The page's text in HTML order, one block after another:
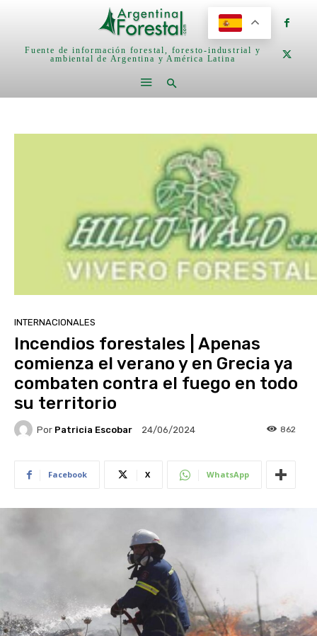
Fuente de información forestal, foresto-industrial y
ambiental de Argentina y América Latina
INTERNACIONALES
Incendios forestales | Apenas
comienza el verano y en Grecia ya
combaten contra el fuego en todo
su territorio
Por Patricia Escobar 24/06/2024 862
Facebook X WhatsApp